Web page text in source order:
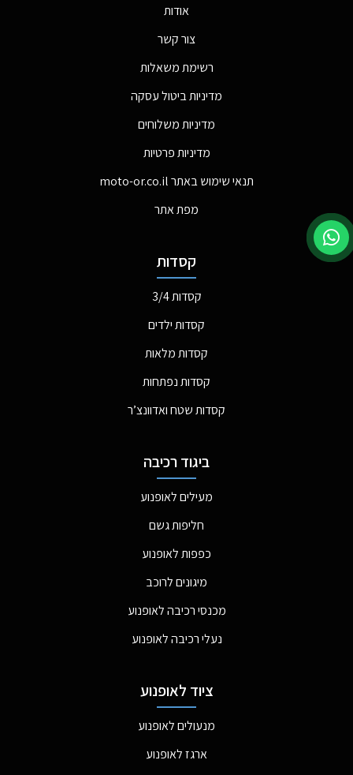
אודות
צור קשר
רשימת משאלות
מדיניות ביטול עסקה
מדיניות משלוחים
מדיניות פרטיות
תנאי שימוש באתר moto-or.co.il
מפת אתר
קסדות
קסדות 3/4
קסדות ילדים
קסדות מלאות
קסדות נפתחות
קסדות שטח ואדוונצ’ר
ביגוד רכיבה
מעילים לאופנוע
חליפות גשם
כפפות לאופנוע
מיגונים לרוכב
מכנסי רכיבה לאופנוע
נעלי רכיבה לאופנוע
ציוד לאופנוע
מנעולים לאופנוע
ארגז לאופנוע